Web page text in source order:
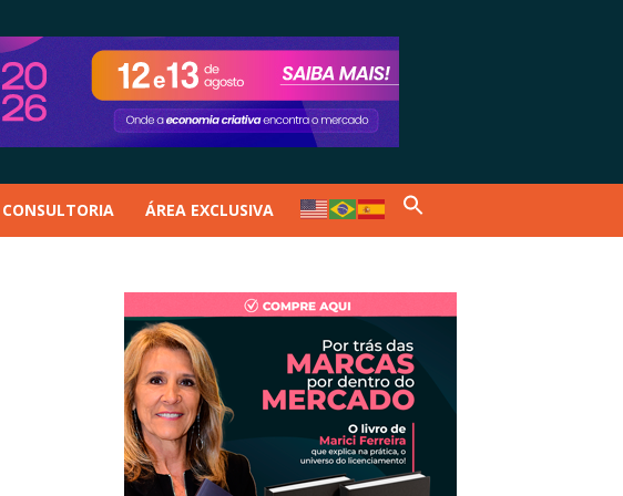
CONSULTORIA ÁREA EXCLUSIVA